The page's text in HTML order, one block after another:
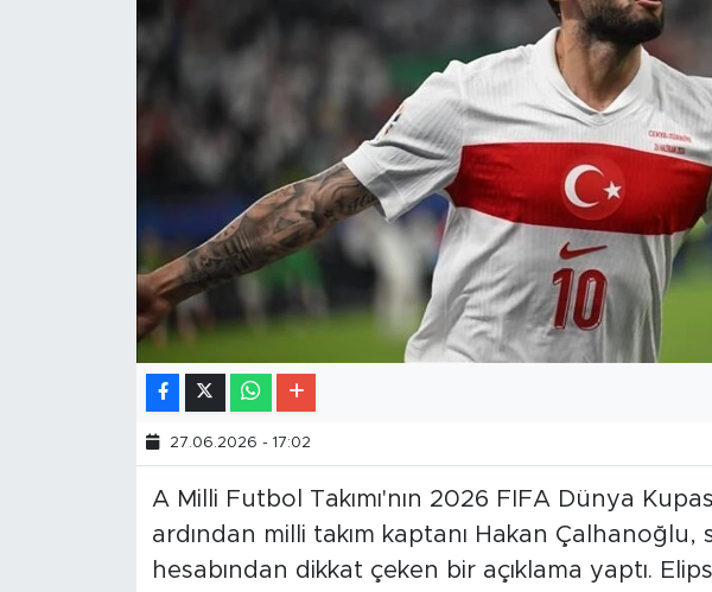
27.06.2026 - 17:02
A Milli Futbol Takımı'nın 2026 FIFA Dünya
ardından milli takım kaptanı Hakan Çalhanoğlu,
hesabından dikkat çeken bir açıklama yaptı.